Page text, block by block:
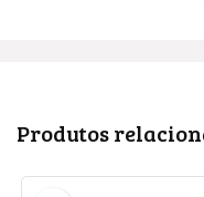
Produtos